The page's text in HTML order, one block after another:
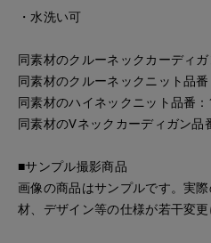
・水洗い可
同素材のクルーネックカーディ
同素材のクルーネックニット品番
同素材のハイネックニット品番：
同素材のVネックカーディガン品
■サンプル撮影商品
画像の商品はサンプルです。実
材、デザイン等の仕様が若干変更